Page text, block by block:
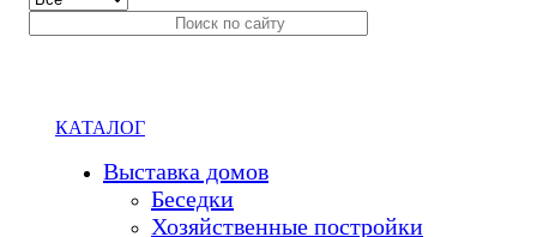
КАТАЛОГ
Выставка домов
Беседки
Хозяйственные постройки